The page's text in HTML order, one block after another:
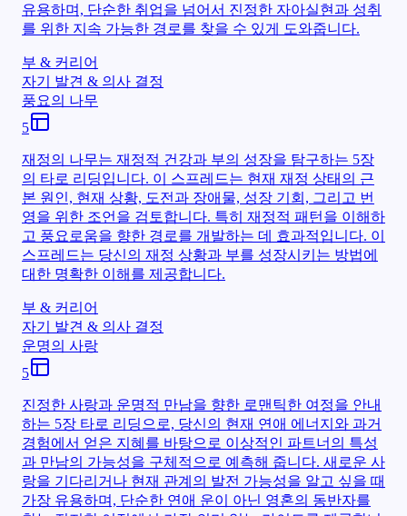
유용하며, 단순한 취업을 넘어서 진정한 자아실현과 성취
를 위한 지속 가능한 경로를 찾을 수 있게 도와줍니다.
부 & 커리어
자기 발견 & 의사 결정
풍요의 나무
5
재정의 나무는 재정적 건강과 부의 성장을 탐구하는 5장
의 타로 리딩입니다. 이 스프레드는 현재 재정 상태의 근
본 원인, 현재 상황, 도전과 장애물, 성장 기회, 그리고 번
영을 위한 조언을 검토합니다. 특히 재정적 패턴을 이해하
고 풍요로움을 향한 경로를 개발하는 데 효과적입니다. 이
스프레드는 당신의 재정 상황과 부를 성장시키는 방법에
대한 명확한 이해를 제공합니다.
부 & 커리어
자기 발견 & 의사 결정
운명의 사랑
5
진정한 사랑과 운명적 만남을 향한 로맨틱한 여정을 안내
하는 5장 타로 리딩으로, 당신의 현재 연애 에너지와 과거
경험에서 얻은 지혜를 바탕으로 이상적인 파트너의 특성
과 만남의 가능성을 구체적으로 예측해 줍니다. 새로운 사
랑을 기다리거나 현재 관계의 발전 가능성을 알고 싶을 때
가장 유용하며, 단순한 연애 운이 아닌 영혼의 동반자를